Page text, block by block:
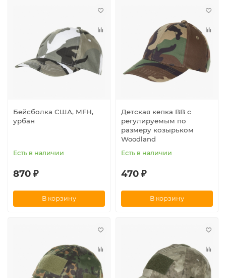
Бейсболка США, MFH,
урбан
Есть в наличии
870 ₽
В корзину
Детская кепка BB с
регулируемым по
размеру козырьком
Woodland
Есть в наличии
470 ₽
В корзину